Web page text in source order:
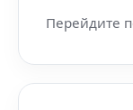
Перейдите